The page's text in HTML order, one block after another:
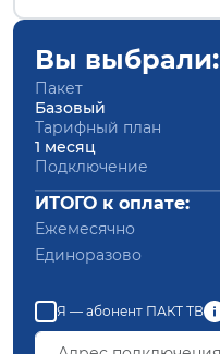
Вы выбрали:
Пакет
Базовый
Тарифный план
1 месяц
Подключение
ИТОГО к оплате:
Ежемесячно
Единоразово
Я — абонент ПАКТ ТВ